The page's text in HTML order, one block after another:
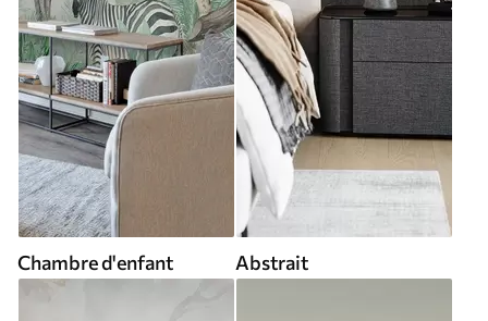
Chambre d'enfant Abstrait